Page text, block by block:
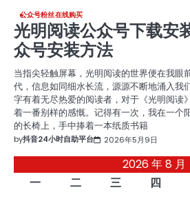
公众号粉丝在线购买
光明阅读公众号下载安
众号安装方法
当指尖轻触屏幕，光明阅读的世界便在我眼
代，信息如同细水长流，源源不断地涌入我
字有着无尽热爱的阅读者，对于《光明阅读
着一番别样的感慨。记得有一次，我在一个
的长椅上，手中捧着一本纸质书籍
by抖音24小时自助平台 2026年5月9日
2026 年 8 月
一
二 三 四